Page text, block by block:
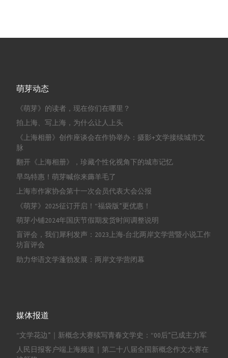
萌芽动态
《萌芽》的读者，现在你们在哪里？
拍上海、写上海，为什么让人上头
《上海相册》创作座谈会在作协举办：摄影+文学接续城市文
脉
翻开《上海相册》，珍藏个性化视角下的城市记忆
早鸟特惠！萌芽喊你来薅羊毛了
上海市作家协会第十一次会员代表大会公报
《萌芽》2025征订开启！“福袋版”更优惠！
萌芽小铺2024年国庆节假期发货时间调整说明
盲评会，我们犀利发声：2023上海-台北两岸文学营暨小说工作
坊盲评会
助力华语文学蓬勃发展：两岸文学营闭幕
媒体报道
“文学花边”｜新概念大赛续写青春文学史：“00后”已成主力军
人民日报客户端上海频道｜第二十八届全国新概念作文大赛在